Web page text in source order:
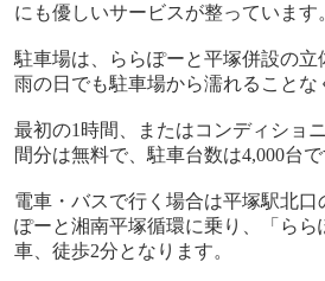
にも優しいサービスが整っています
駐車場は、ららぽーと平塚併設の立
雨の日でも駐車場から濡れることな
最初の1 時間、またはコンディショ
間分は無料で、駐車台数は4,000台で
電車・バスで行く場合は平塚駅北口
ぽーと湘南平塚循環に乗り、「ら
車、徒歩2分となります。